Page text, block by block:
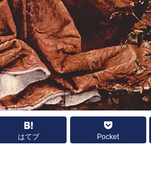
はてブ Pocket